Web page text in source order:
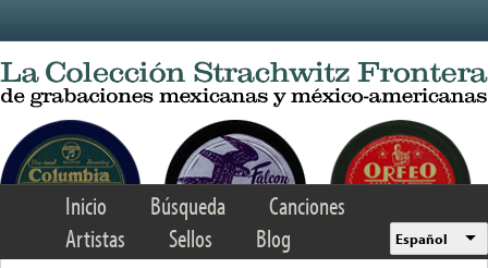
Inicio Búsqueda
Canciones
Artistas
Sellos Blog Español